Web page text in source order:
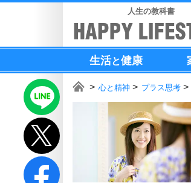
人生の教科書
生活と健康
心と精神 プラス思考